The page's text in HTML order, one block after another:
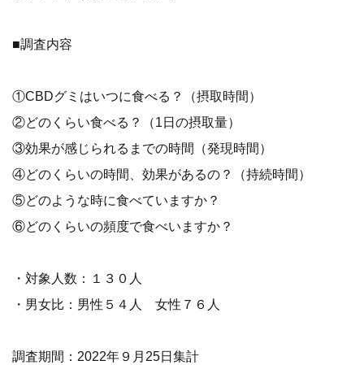
■調査内容
①CBDグミはいつに食べる？（摂取時間）
②どのくらい食べる？（1日の摂取量）
③効果が感じられるまでの時間（発現時間）
④どのくらいの時間、効果があるの？（持続時間）
⑤どのような時に食べていますか？
⑥どのくらいの頻度で食べいますか？
・対象人数：１３０人
・男女比：男性５４人 女性７６人
調査期間：2022年９月25日集計